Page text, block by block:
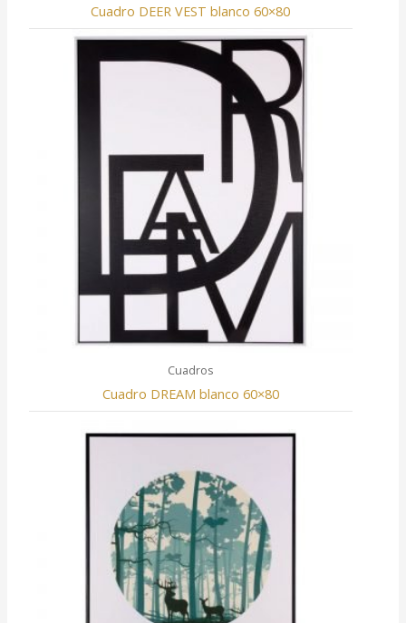
Cuadro DEER VEST blanco 60×80
Cuadros
Cuadro DREAM blanco 60×80